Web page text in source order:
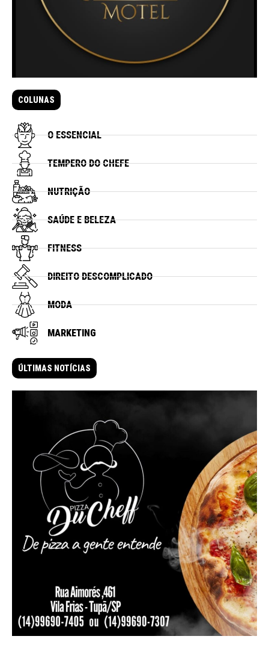
COLUNAS
O ESSENCIAL
TEMPERO DO CHEFE
NUTRIÇÃO
SAÚDE E BELEZA
FITNESS
DIREITO DESCOMPLICADO
MODA
MARKETING
ÚLTIMAS NOTÍCIAS